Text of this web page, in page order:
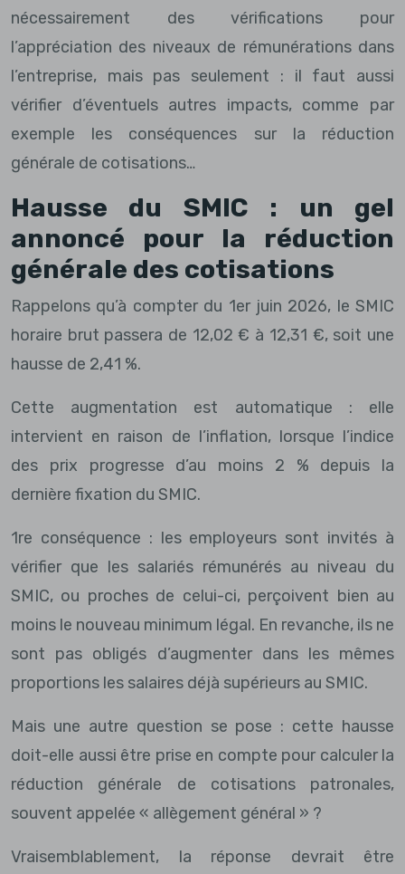
nécessairement des vérifications pour
l’appréciation des niveaux de rémunérations dans
l’entreprise, mais pas seulement : il faut aussi
vérifier d’éventuels autres impacts, comme par
exemple les conséquences sur la réduction
générale de cotisations…
Hausse du SMIC : un gel
annoncé pour la réduction
générale des cotisations
Rappelons qu’à compter du 1er juin 2026, le SMIC
horaire brut passera de 12,02 € à 12,31 €, soit une
hausse de 2,41 %.
Cette augmentation est automatique : elle
intervient en raison de l’inflation, lorsque l’indice
des prix progresse d’au moins 2 % depuis la
dernière fixation du SMIC.
1re conséquence : les employeurs sont invités à
vérifier que les salariés rémunérés au niveau du
SMIC, ou proches de celui-ci, perçoivent bien au
moins le nouveau minimum légal. En revanche, ils ne
sont pas obligés d’augmenter dans les mêmes
proportions les salaires déjà supérieurs au SMIC.
Mais une autre question se pose : cette hausse
doit-elle aussi être prise en compte pour calculer la
réduction générale de cotisations patronales,
souvent appelée « allègement général » ?
Vraisemblablement, la réponse devrait être